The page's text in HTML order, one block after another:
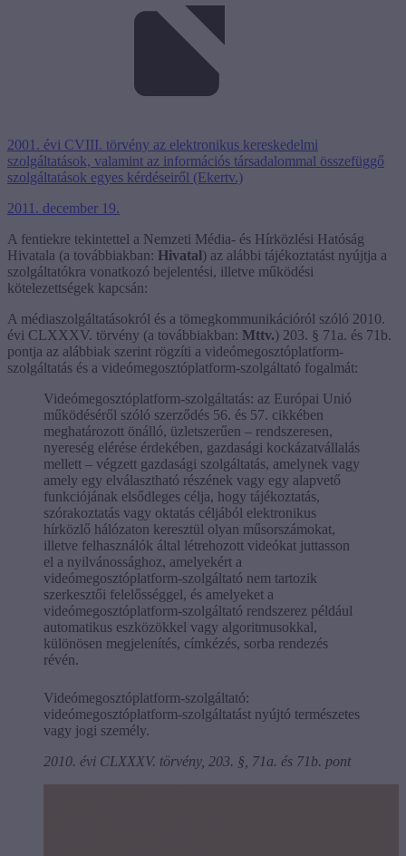
2001. évi CVIII. törvény az elektronikus kereskedelmi
szolgáltatások, valamint az információs társadalommal összefüggő
szolgáltatások egyes kérdéseiről (Ekertv.)
2011. december 19.
A fentiekre tekintettel a Nemzeti Média- és Hírközlési Hatóság
Hivatala (a továbbiakban: Hivatal) az alábbi tájékoztatást nyújtja a
szolgáltatókra vonatkozó bejelentési, illetve működési
kötelezettségek kapcsán:
A médiaszolgáltatásokról és a tömegkommunikációról szóló 2010.
évi CLXXXV. törvény (a továbbiakban: Mttv.) 203. § 71a. és 71b.
pontja az alábbiak szerint rögzíti a videómegosztóplatform-
szolgáltatás és a videómegosztóplatform-szolgáltató fogalmát:
Videómegosztóplatform-szolgáltatás: az Európai Unió
működéséről szóló szerződés 56. és 57. cikkében
meghatározott önálló, üzletszerűen – rendszeresen,
nyereség elérése érdekében, gazdasági kockázatvállalás
mellett – végzett gazdasági szolgáltatás, amelynek vagy
amely egy elválasztható részének vagy egy alapvető
funkciójának elsődleges célja, hogy tájékoztatás,
szórakoztatás vagy oktatás céljából elektronikus
hírközlő hálózaton keresztül olyan műsorszámokat,
illetve felhasználók által létrehozott videókat juttasson
el a nyilvánossághoz, amelyekért a
videómegosztóplatform-szolgáltató nem tartozik
szerkesztői felelősséggel, és amelyeket a
videómegosztóplatform-szolgáltató rendszerez például
automatikus eszközökkel vagy algoritmusokkal,
különösen megjelenítés, címkézés, sorba rendezés
révén.
Videómegosztóplatform-szolgáltató:
videómegosztóplatform-szolgáltatást nyújtó természetes
vagy jogi személy.
2010. évi CLXXXV. törvény, 203. §, 71a. és 71b. pont